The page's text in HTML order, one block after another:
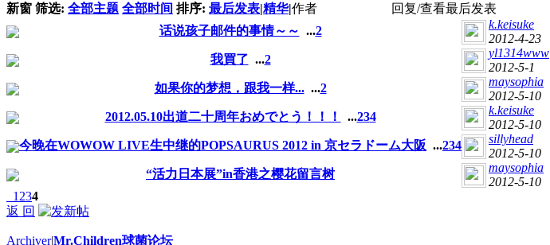
新窗 筛选: 全部主题 全部时间 排序: 最后发表|精华|作者 回复/查看最后发表
话说孩子邮件的事情～～ ...2
k.keisuke
2012-4-23
我買了 ...2
yl1314www
2012-5-1
如果你的梦想，跟我一样... ...2
maysophia
2012-5-10
2012.05.10出道二十周年おめでとう！！！
...234
k.keisuke
2012-5-10
今晚在WOWOW LIVE生中继的POPSAURUS 2012 in 京セラドーム大阪 ...234
sillyhead
2012-5-10
“活力日本展”in香港之樱花留言树
maysophia
2012-5-10
1 234
返 回
Archiver|Mr.Children球菌论坛